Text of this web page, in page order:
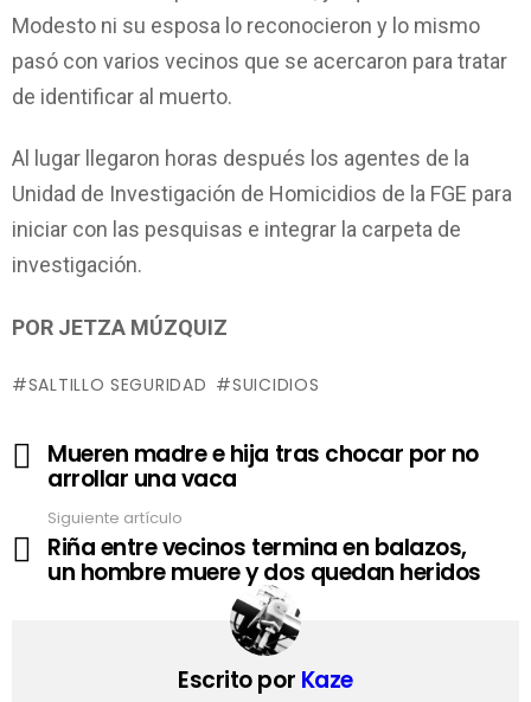
Modesto ni su esposa lo reconocieron y lo mismo
pasó con varios vecinos que se acercaron para tratar
de identificar al muerto.
Al lugar llegaron horas después los agentes de la
Unidad de Investigación de Homicidios de la FGE para
iniciar con las pesquisas e integrar la carpeta de
investigación.
POR JETZA MÚZQUIZ
SALTILLO SEGURIDAD SUICIDIOS
Ver
más
Mueren madre e hija tras chocar por no
arrollar una vaca
Siguiente artículo
Riña entre vecinos termina en balazos,
un hombre muere y dos quedan heridos
Escrito por Kaze